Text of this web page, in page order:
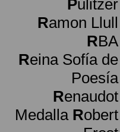
Pulitzer
Ramon Llull
RBA
Reina Sofía de
Poesía
Renaudot
Medalla Robert